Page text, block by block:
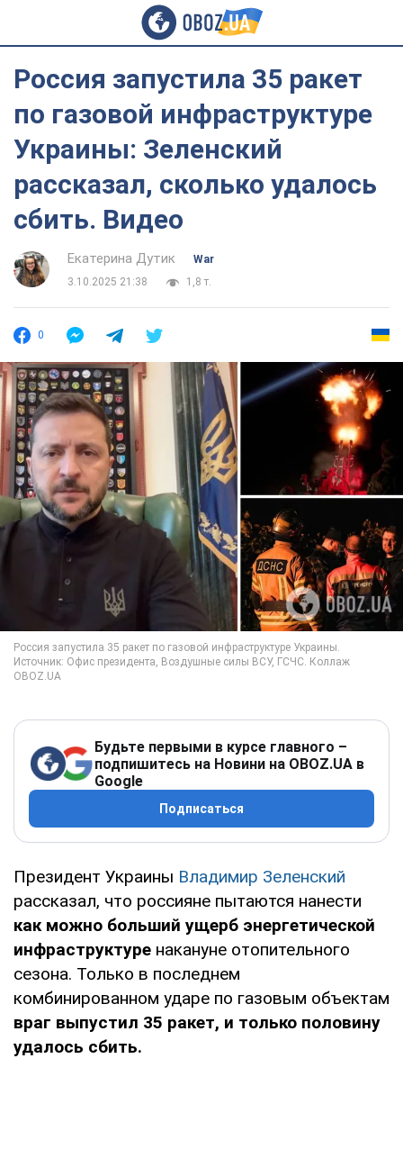
Россия запустила 35 ракет
по газовой инфраструктуре
Украины: Зеленский
рассказал, сколько удалось
сбить. Видео
Екатерина Дутик
War
3.10.2025 21:38
1,8 т.
0
Будьте первыми в курсе главного –
подпишитесь на Новини на OBOZ.UA в
Google
Подписаться
Президент Украины Владимир Зеленский
рассказал, что россияне пытаются нанести
как можно больший ущерб энергетической
инфраструктуре накануне отопительного
сезона. Только в последнем
комбинированном ударе по газовым объектам
враг выпустил 35 ракет, и только половину
удалось сбить.